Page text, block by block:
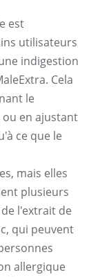
est
utilisateurs
indigestion
Cela
le
en ajustant
ce que le
mais elles
plusieurs
l'extrait de
qui peuvent
allergique